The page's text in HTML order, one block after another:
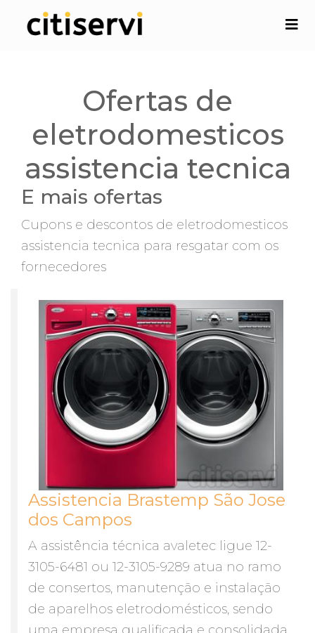
Ofertas de
eletrodomesticos
assistencia tecnica
E mais ofertas
Cupons e descontos de eletrodomesticos
assistencia tecnica para resgatar com os
fornecedores
Assistencia Brastemp São Jose
dos Campos
A assistência técnica avaletec ligue 12-
3105-6481 ou 12-3105-9289 atua no ramo
de consertos, manutenção e instalação
de aparelhos eletrodomésticos, sendo